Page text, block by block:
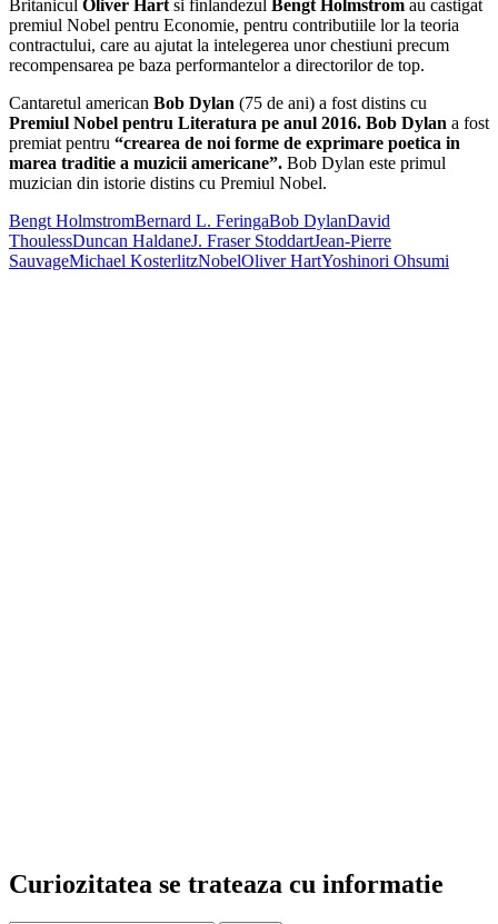
Britanicul Oliver Hart si finlandezul Bengt Holmstrom au castigat
premiul Nobel pentru Economie, pentru contributiile lor la teoria
contractului, care au ajutat la intelegerea unor chestiuni precum
recompensarea pe baza performantelor a directorilor de top.
Cantaretul american Bob Dylan (75 de ani) a fost distins cu
Premiul Nobel pentru Literatura pe anul 2016. Bob Dylan a fost
premiat pentru “crearea de noi forme de exprimare poetica in
marea traditie a muzicii americane”. Bob Dylan este primul
muzician din istorie distins cu Premiul Nobel.
Bengt HolmstromBernard L. FeringaBob DylanDavid
ThoulessDuncan HaldaneJ. Fraser StoddartJean-Pierre
SauvageMichael KosterlitzNobelOliver HartYoshinori Ohsumi
Curiozitatea se trateaza cu informatie